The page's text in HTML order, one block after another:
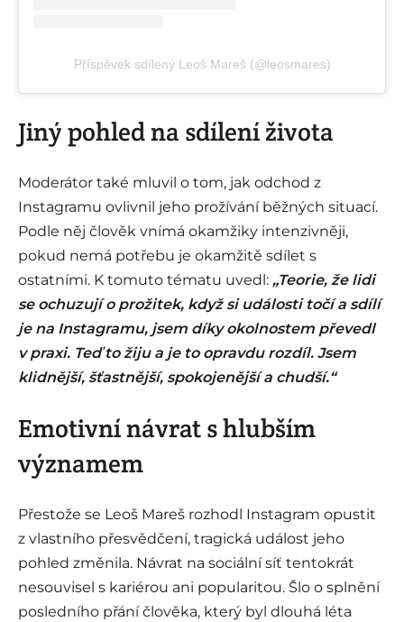
Příspěvek sdílený Leoš Mareš (@leosmares)
Jiný pohled na sdílení života
Moderátor také mluvil o tom, jak odchod z
Instagramu ovlivnil jeho prožívání běžných situací.
Podle něj člověk vnímá okamžiky intenzivněji,
pokud nemá potřebu je okamžitě sdílet s
ostatními. K tomuto tématu uvedl: „Teorie, že lidi
se ochuzují o prožitek, když si události točí a sdílí
je na Instagramu, jsem díky okolnostem převedl
v praxi. Teď to žiju a je to opravdu rozdíl. Jsem
klidnější, šťastnější, spokojenější a chudší.“
Emotivní návrat s hlubším
významem
Přestože se Leoš Mareš rozhodl Instagram opustit
z vlastního přesvědčení, tragická událost jeho
pohled změnila. Návrat na sociální síť tentokrát
nesouvisel s kariérou ani popularitou. Šlo o splnění
posledního přání člověka, který byl dlouhá léta